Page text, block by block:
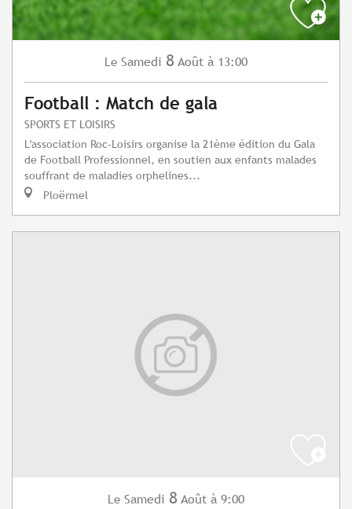
Le Samedi 8 Août à 13:00
Football : Match de gala
SPORTS ET LOISIRS
L'association Roc-Loisirs organise la 21ème édition du Gala
de Football Professionnel, en soutien aux enfants malades
souffrant de maladies orphelines...
Ploërmel
Le Samedi 8 Août à 9:00